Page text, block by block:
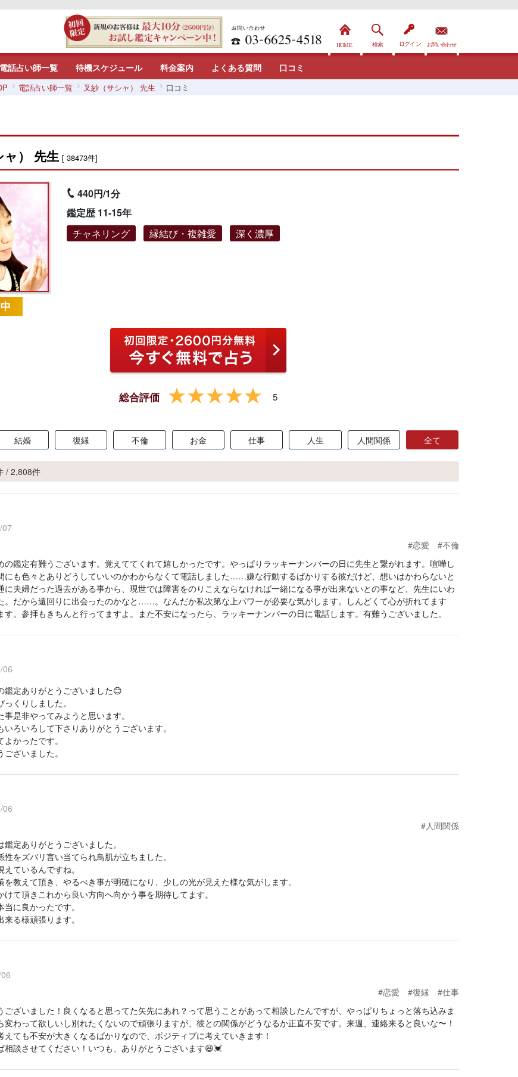
電話占い師一覧 待機スケジュール 料金案内 よくある質問 口コミ
電話占い師一覧 叉紗（サシャ） 先生 口コミ
ャ） 先生 [ 38473件]
440円/1分
鑑定歴 11-15年
チャネリング
縁結び・複雑愛 深く濃厚
総合評価 5
結婚 復縁 不倫 お金 仕事 人生 人間関係 全て
/ 2,808件
#恋愛
#不倫
の鑑定有難うございます。覚えててくれて嬉しかったです。やっぱりラッキーナンバーの日に先生と繋がれます。喧嘩し
にも色々とありどうしていいのかわからなくて電話しました……嫌な行動するばかりする彼だけど、想いはかわらないと
に夫婦だった過去がある事から、現世では障害をのりこえならなければ一緒になる事が出来ないとの事など、先生にいわ
。だから遠回りに出会ったのかなと……。なんだか私次第な上パワーが必要な気がします。しんどくて心が折れてます
す。参拝もきちんと行ってますよ。また不安になったら、ラッキーナンバーの日に電話します。有難うございました。
鑑定ありがとうございました😊
くりしました。
是非やってみようと思います。
ろいろして下さりありがとうございます。
かったです。
ざいました。
#人間関係
定ありがとうございました。
をズバリ言い当てられ鳥肌が立ちました。
ているんですね。
を教えて頂き、やるべき事が明確になり、少しの光が見えた様な気がします。
けて頂きこれから良い方向へ向かう事を期待してます。
に良かったです。
る様頑張ります。
#恋愛
#復縁
#仕事
ございました！良くなると思ってた矢先にあれ？って思うことがあって相談したんですが、やっぱりちょっと落ち込みま
変わって欲しいし別れたくないので頑張りますが、彼との関係がどうなるか正直不安です。来週、連絡来ると良いな〜！
えても不安が大きくなるばかりなので、ポジティブに考えていきます！
相談させてください！いつも、ありがとうございます😆💓